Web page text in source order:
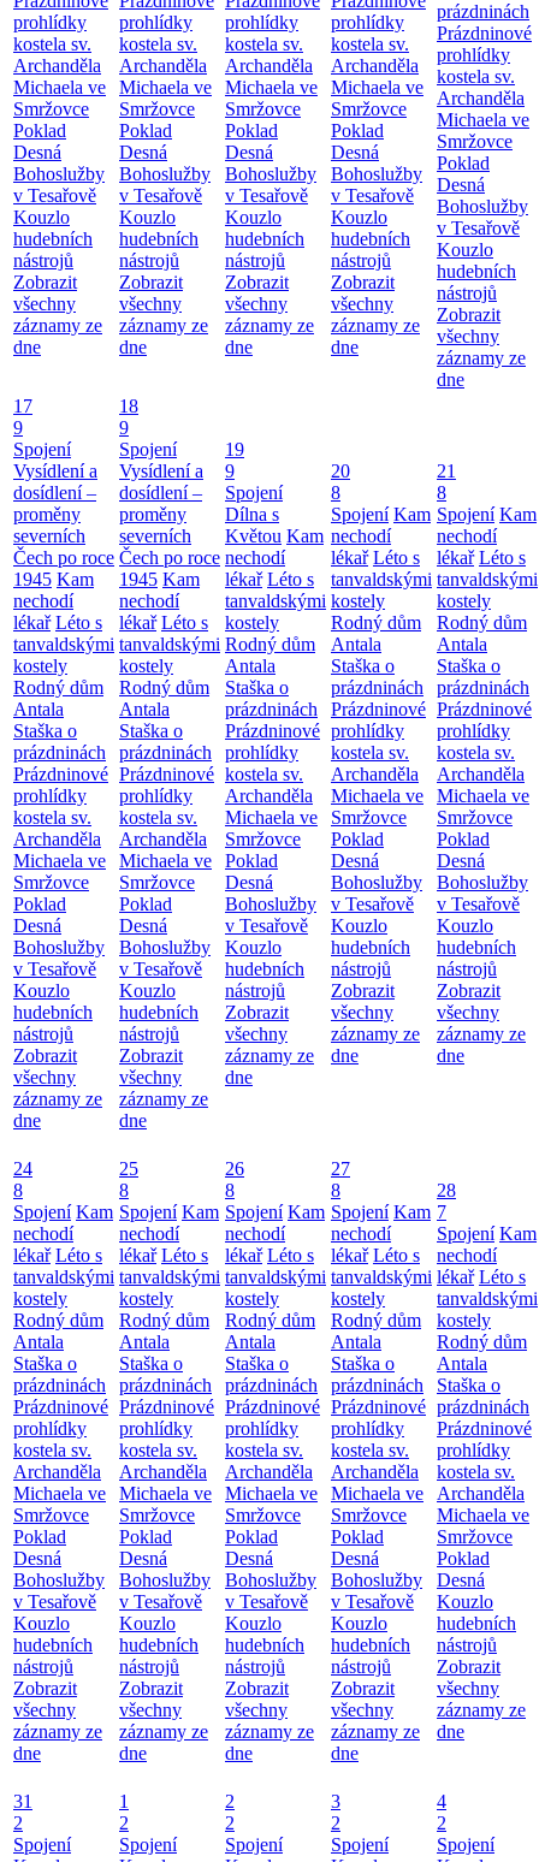
prohlídky
kostela sv.
Archanděla
Michaela ve
Smržovce
Poklad
Desná
Bohoslužby
v Tesařově
Kouzlo
hudebních
nástrojů
Zobrazit
všechny
záznamy ze
dne
prohlídky
kostela sv.
Archanděla
Michaela ve
Smržovce
Poklad
Desná
Bohoslužby
v Tesařově
Kouzlo
hudebních
nástrojů
Zobrazit
všechny
záznamy ze
dne
prohlídky
kostela sv.
Archanděla
Michaela ve
Smržovce
Poklad
Desná
Bohoslužby
v Tesařově
Kouzlo
hudebních
nástrojů
Zobrazit
všechny
záznamy ze
dne
prohlídky
kostela sv.
Archanděla
Michaela ve
Smržovce
Poklad
Desná
Bohoslužby
v Tesařově
Kouzlo
hudebních
nástrojů
Zobrazit
všechny
záznamy ze
dne
prázdninách
Prázdninové
prohlídky
kostela sv.
Archanděla
Michaela ve
Smržovce
Poklad
Desná
Bohoslužby
v Tesařově
Kouzlo
hudebních
nástrojů
Zobrazit
všechny
záznamy ze
dne
17
9
Spojení
Vysídlení a
dosídlení –
proměny
severních
Čech po roce
1945 Kam
nechodí
lékař Léto s
tanvaldskými
kostely
Rodný dům
Antala
Staška o
prázdninách
Prázdninové
prohlídky
kostela sv.
Archanděla
Michaela ve
Smržovce
Poklad
Desná
Bohoslužby
v Tesařově
Kouzlo
hudebních
nástrojů
Zobrazit
všechny
záznamy ze
dne
18
9
Spojení
Vysídlení a
dosídlení –
proměny
severních
Čech po roce
1945 Kam
nechodí
lékař Léto s
tanvaldskými
kostely
Rodný dům
Antala
Staška o
prázdninách
Prázdninové
prohlídky
kostela sv.
Archanděla
Michaela ve
Smržovce
Poklad
Desná
Bohoslužby
v Tesařově
Kouzlo
hudebních
nástrojů
Zobrazit
všechny
záznamy ze
dne
19
9
Spojení
Dílna s
Květou Kam
nechodí
lékař Léto s
tanvaldskými
kostely
Rodný dům
Antala
Staška o
prázdninách
Prázdninové
prohlídky
kostela sv.
Archanděla
Michaela ve
Smržovce
Poklad
Desná
Bohoslužby
v Tesařově
Kouzlo
hudebních
nástrojů
Zobrazit
všechny
záznamy ze
dne
20
8
Spojení Kam
nechodí
lékař Léto s
tanvaldskými
kostely
Rodný dům
Antala
Staška o
prázdninách
Prázdninové
prohlídky
kostela sv.
Archanděla
Michaela ve
Smržovce
Poklad
Desná
Bohoslužby
v Tesařově
Kouzlo
hudebních
nástrojů
Zobrazit
všechny
záznamy ze
dne
21
8
Spojení Kam
nechodí
lékař Léto s
tanvaldskými
kostely
Rodný dům
Antala
Staška o
prázdninách
Prázdninové
prohlídky
kostela sv.
Archanděla
Michaela ve
Smržovce
Poklad
Desná
Bohoslužby
v Tesařově
Kouzlo
hudebních
nástrojů
Zobrazit
všechny
záznamy ze
dne
24
8
Spojení Kam
nechodí
lékař Léto s
tanvaldskými
kostely
Rodný dům
Antala
Staška o
prázdninách
Prázdninové
prohlídky
kostela sv.
Archanděla
Michaela ve
Smržovce
Poklad
Desná
Bohoslužby
v Tesařově
Kouzlo
hudebních
nástrojů
Zobrazit
všechny
záznamy ze
dne
25
8
Spojení Kam
nechodí
lékař Léto s
tanvaldskými
kostely
Rodný dům
Antala
Staška o
prázdninách
Prázdninové
prohlídky
kostela sv.
Archanděla
Michaela ve
Smržovce
Poklad
Desná
Bohoslužby
v Tesařově
Kouzlo
hudebních
nástrojů
Zobrazit
všechny
záznamy ze
dne
26
8
Spojení Kam
nechodí
lékař Léto s
tanvaldskými
kostely
Rodný dům
Antala
Staška o
prázdninách
Prázdninové
prohlídky
kostela sv.
Archanděla
Michaela ve
Smržovce
Poklad
Desná
Bohoslužby
v Tesařově
Kouzlo
hudebních
nástrojů
Zobrazit
všechny
záznamy ze
dne
27
8
Spojení Kam
nechodí
lékař Léto s
tanvaldskými
kostely
Rodný dům
Antala
Staška o
prázdninách
Prázdninové
prohlídky
kostela sv.
Archanděla
Michaela ve
Smržovce
Poklad
Desná
Bohoslužby
v Tesařově
Kouzlo
hudebních
nástrojů
Zobrazit
všechny
záznamy ze
dne
28
7
Spojení Kam
nechodí
lékař Léto s
tanvaldskými
kostely
Rodný dům
Antala
Staška o
prázdninách
Prázdninové
prohlídky
kostela sv.
Archanděla
Michaela ve
Smržovce
Poklad
Desná
Kouzlo
hudebních
nástrojů
Zobrazit
všechny
záznamy ze
dne
31
2
Spojení
1
2
Spojení
2
2
Spojení
3
2
Spojení
4
2
Spojení